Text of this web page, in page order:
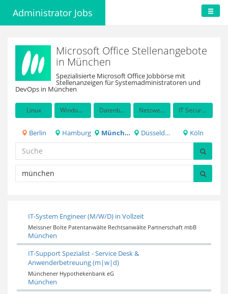
Administrator Jobs
Microsoft Office Stellenangebote
in München
Spezialisierte Microsoft Office Jobbörse mit
Stellenanzeigen für Systemadministratoren und
DevOps in München
Linux Windows Server Datenbanken Netzwerkadministration IT Security / Auditing
Berlin Hamburg München Düsseldorf Köln
IT-System Engineer (M/W/D) in Vollzeit
Meissner Bolte Patentanwälte Rechtsanwälte Partnerschaft mbB
München
IT-Support Spezialist - Service Desk &
Anwenderbetreuung (m|w|d)
Münchener Hypothekenbank eG
München